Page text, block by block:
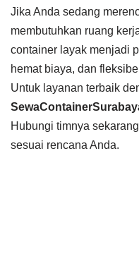
Jika Anda sedang
membutuhkan ruang
container layak menjadi
hemat biaya, dan
Untuk layanan terbaik
Hubungi timnya
sesuai rencana Anda.